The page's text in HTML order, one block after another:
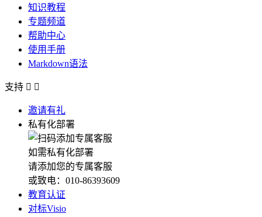
知识教程
专题频道
帮助中心
使用手册
Markdown语法
支持  
邀请有礼
私有化部署
如需私有化部署
请添加您的专属客服
或致电：010-86393609
教育认证
对标Visio